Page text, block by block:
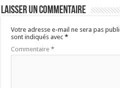
Laisser un commentaire
Votre adresse e-mail ne sera pas
sont indiqués avec*
Commentaire*